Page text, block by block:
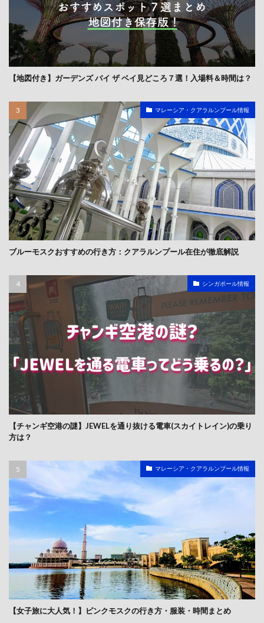
【地図付き】ガーデンズ バイ ザ ベイ見どころ７選！入場料＆時間は？
マレーシア・クアラルンプール情報
ブルーモスクおすすめの行き方：クアラルンプール在住が徹底解説
シンガポール情報
【チャンギ空港の謎】JEWELを通り抜ける電車(スカイトレイン)の乗り
方は？
マレーシア・クアラルンプール情報
【女子旅に大人気！】ピンクモスクの行き方・服装・時間まとめ